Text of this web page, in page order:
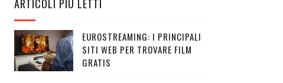
ARTICOLI PIÙ LETTI
EUROSTREAMING: I PRINCIPALI
SITI WEB PER TROVARE FILM
GRATIS